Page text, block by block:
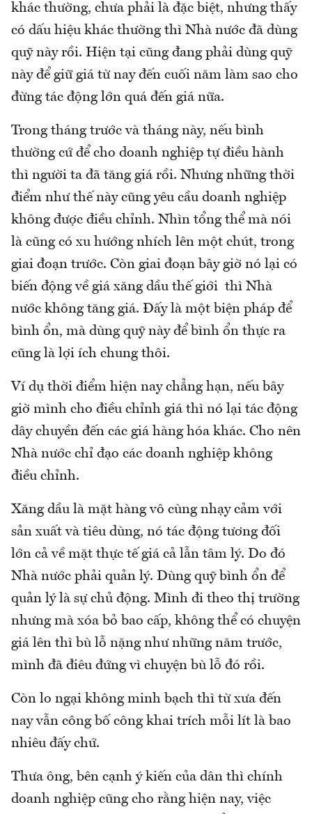
khác thường, chưa phải là đặc biệt, nhưng thấy
có dấu hiệu khác thường thì Nhà nước đã dùng
quỹ này rồi. Hiện tại cũng đang phải dùng quỹ
này để giữ giá từ nay đến cuối năm làm sao cho
đừng tác động lớn quá đến giá nữa.
Trong tháng trước và tháng này, nếu bình
thường cứ để cho doanh nghiệp tự điều hành
thì người ta đã tăng giá rồi. Nhưng những thời
điểm như thế này cũng yêu cầu doanh nghiệp
không được điều chỉnh. Nhìn tổng thể mà nói
là cũng có xu hướng nhích lên một chút, trong
giai đoạn trước. Còn giai đoạn bây giờ nó lại có
biến động về giá xăng dầu thế giới thì Nhà
nước không tăng giá. Đấy là một biện pháp để
bình ổn, mà dùng quỹ này để bình ổn thực ra
cũng là lợi ích chung thôi.
Ví dụ thời điểm hiện nay chẳng hạn, nếu bây
giờ mình cho điều chỉnh giá thì nó lại tác động
dây chuyền đến các giá hàng hóa khác. Cho nên
Nhà nước chỉ đạo các doanh nghiệp không
điều chỉnh.
Xăng dầu là mặt hàng vô cùng nhạy cảm với
sản xuất và tiêu dùng, nó tác động tương đối
lớn cả về mặt thực tế giá cả lẫn tâm lý. Do đó
Nhà nước phải quản lý. Dùng quỹ bình ổn để
quản lý là sự chủ động. Mình đi theo thị trường
nhưng mà xóa bỏ bao cấp, không thể có chuyện
giá lên thì bù lỗ nặng như những năm trước,
mình đã điêu đứng vì chuyện bù lỗ đó rồi.
Còn lo ngại không minh bạch thì từ xưa đến
nay vẫn công bố công khai trích mỗi lít là bao
nhiêu đấy chứ.
Thưa ông, bên cạnh ý kiến của dân thì chính
doanh nghiệp cũng cho rằng hiện nay, việc